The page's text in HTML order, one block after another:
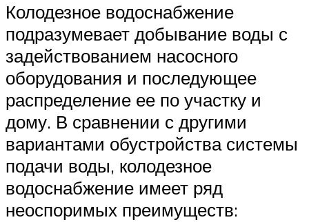
Колодезное водоснабжение
подразумевает добывание воды с
задействованием насосного
оборудования и последующее
распределение ее по участку и
дому. В сравнении с другими
вариантами обустройства системы
подачи воды, колодезное
водоснабжение имеет ряд
неоспоримых преимуществ: